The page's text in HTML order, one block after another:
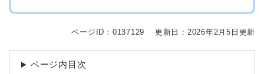
ページID：0137129 更新日：2026年2月5日更新
ページ内目次